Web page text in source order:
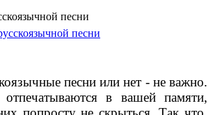
песни
песни или нет - не важно.
в вашей памяти,